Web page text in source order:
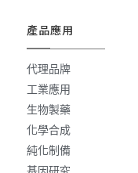
產品應用
代理品牌
工業應用
生物製藥
化學合成
純化制備